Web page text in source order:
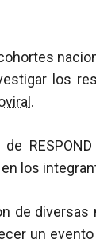
los
.
los
de
un